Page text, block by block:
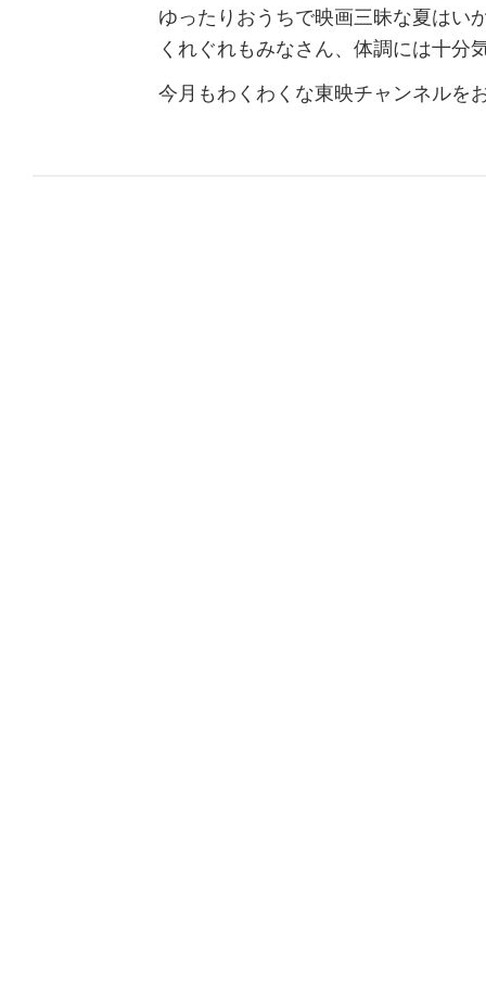
ゆったりおうちで映画三昧な夏はい
くれぐれもみなさん、体調には十分
今月もわくわくな東映チャンネルを